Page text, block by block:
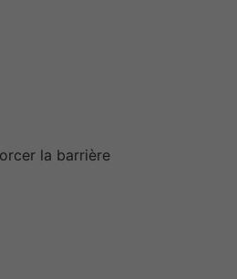
la barrière